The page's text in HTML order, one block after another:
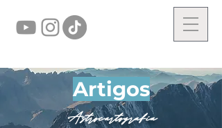
Artigos
Astrocartografia